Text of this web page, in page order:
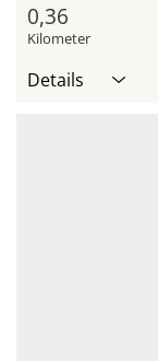
0,36
Kilometer
Details